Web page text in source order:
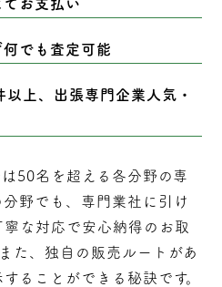
お支払い
でも査定可能
上、出張専門企業人気・
50名を超える各分野の専
野でも、専門業社に引け
寧な対応で安心納得のお取
た、独自の販売ルートがあ
ることができる秘訣です。